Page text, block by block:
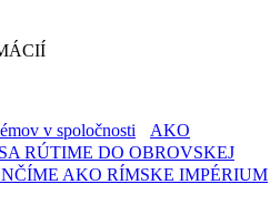
v spoločnosti
AKO
RÚTIME DO OBROVSKEJ
AKO RÍMSKE IMPÉRIUM